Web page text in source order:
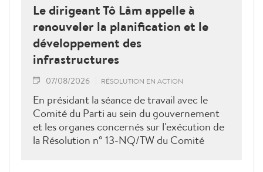
Le dirigeant Tô Lâm appelle à
renouveler la planification et le
développement des
infrastructures
07/08/2026 RÉSOLUTION EN ACTION
En présidant la séance de travail avec le
Comité du Parti au sein du gouvernement
et les organes concernés sur l'exécution de
la Résolution n° 13-NQ/TW du Comité